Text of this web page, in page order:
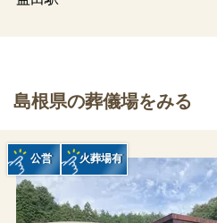
島根県の葬儀場をみる
公営 火葬場有